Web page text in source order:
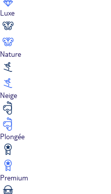
Luxe
Nature
Neige
Plongée
Premium